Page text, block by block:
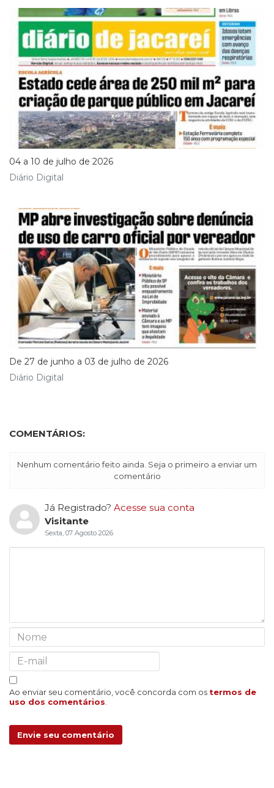
04 a 10 de julho de 2026
Diário Digital
De 27 de junho a 03 de julho de 2026
Diário Digital
COMENTÁRIOS:
Nenhum comentário feito ainda. Seja o primeiro a enviar um
comentário
Já Registrado? Acesse sua conta
Visitante
Sexta, 07 Agosto 2026
Ao enviar seu comentário, você concorda com os termos de
uso dos comentários.
Envie seu comentário